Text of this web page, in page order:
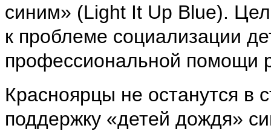
синим» (Light It Up Blue).
к проблеме социализации
профессиональной помощи
Красноярцы не останутся в
поддержку «детей дождя»